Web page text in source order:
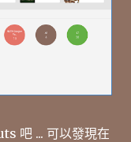
吧 ... 可以發現在